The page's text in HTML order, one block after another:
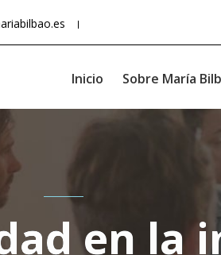
Inicio Sobre María
en la